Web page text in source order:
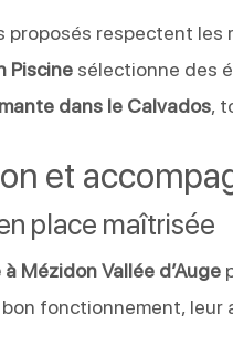
proposés respectent
Piscine sélectionne des
dans le Calvados,
et
place maîtrisée
Mézidon Vallée d’Auge
bon fonctionnement,